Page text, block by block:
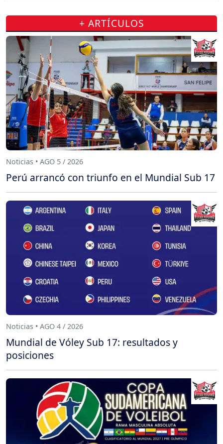
+ ARTÍCULOS
Noticias • AGO 5 / 2026
Perú arrancó con triunfo en el Mundial Sub 17
Noticias • AGO 4 / 2026
Mundial de Vóley Sub 17: resultados y
posiciones